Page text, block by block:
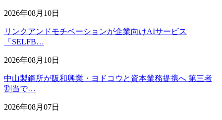
2026年08月10日
リンクアンドモチベーションが企業向けAIサービス
「SELFB…
2026年08月10日
中山製鋼所が阪和興業・ヨドコウと資本業務提携へ 第三者
割当で…
2026年08月07日